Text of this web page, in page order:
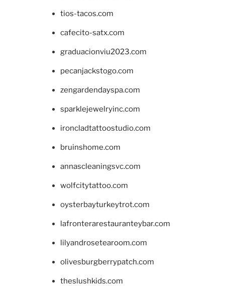
tios-tacos.com
cafecito-satx.com
graduacionviu2023.com
pecanjackstogo.com
zengardendayspa.com
sparklejewelryinc.com
ironcladtattoostudio.com
bruinshome.com
annascleaningsvc.com
wolfcitytattoo.com
oysterbayturkeytrot.com
lafronterarestauranteybar.com
lilyandrosetearoom.com
olivesburgberrypatch.com
theslushkids.com